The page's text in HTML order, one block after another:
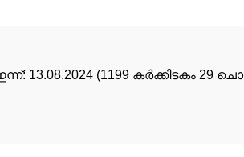
13.08.2024 (1199 കര്‍ക്കിടകം 29